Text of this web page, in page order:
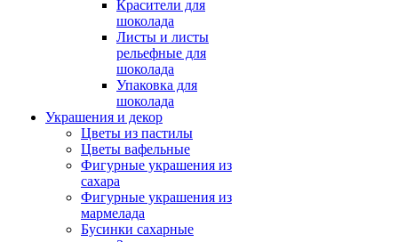
Красители для
шоколада
Листы и листы
рельефные для
шоколада
Упаковка для
шоколада
Украшения и декор
Цветы из пастилы
Цветы вафельные
Фигурные украшения из
сахара
Фигурные украшения из
мармелада
Бусинки сахарные